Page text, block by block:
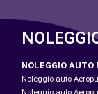
NOLEGGIO AUTO
Noleggio auto
Noleggio auto